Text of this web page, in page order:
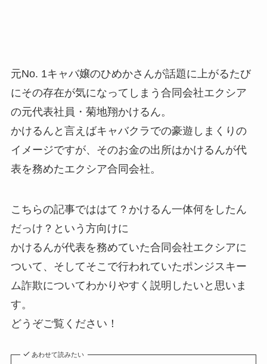
元No. 1キャバ嬢のひめかさんが話題に上がるたび
にその存在が気になってしまう合同会社エクシア
の元代表社員・菊地翔かけるん。
かけるんと言えばキャバクラでの豪遊しまくりの
イメージですが、そのお金の出所はかけるんが代
表を務めたエクシア合同会社。
こちらの記事でははて？かけるん一体何をしたん
だっけ？という方向けに
かけるんが代表を務めていた合同会社エクシアに
ついて、そしてそこで行われていたポンジスキー
ム詐欺についてわかりやすく説明したいと思いま
す。
どうぞご覧ください！
あわせて読みたい